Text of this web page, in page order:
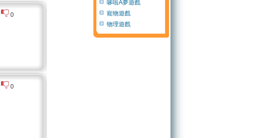
0
0
哆啦A夢遊戲
寵物遊戲
物理遊戲